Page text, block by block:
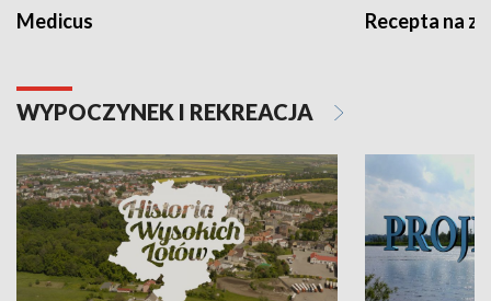
Medicus Recepta na
WYPOCZYNEK I REKREACJA